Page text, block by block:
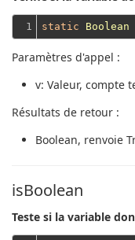
1 static Boolean
Paramètres d'appel :
v: Valeur, compte
Résultats de retour :
Boolean, renvoie
isBoolean
Teste si la variable